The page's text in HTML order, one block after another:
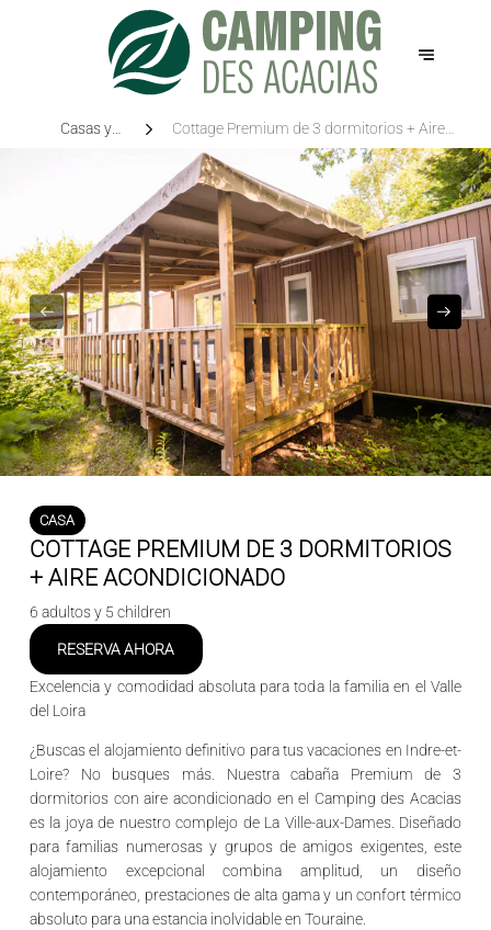
Casas y
Cottage Premium de 3 dormitorios + Aire
acondicionado
CASA
COTTAGE PREMIUM DE 3 DORMITORIOS
+ AIRE ACONDICIONADO
6 adultos y 5 children
RESERVA AHORA
Excelencia y comodidad absoluta para toda la familia en el Valle
del Loira
¿Buscas el alojamiento definitivo para tus vacaciones en Indre-et-
Loire? No busques más. Nuestracabaña Premium de 3
dormitorios con aire acondicionado en el Camping des Acacias
es la joya de nuestro complejo de La Ville-aux-Dames. Diseñado
para familias numerosas y grupos de amigos exigentes, este
alojamiento excepcional combina amplitud, un diseño
contemporáneo, prestaciones de alta gama y un confort térmico
absoluto para una estancia inolvidable en Touraine.